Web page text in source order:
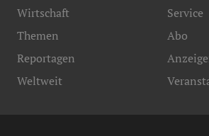
Wirtschaft
Themen
Reportagen
Weltweit
Service
Abo